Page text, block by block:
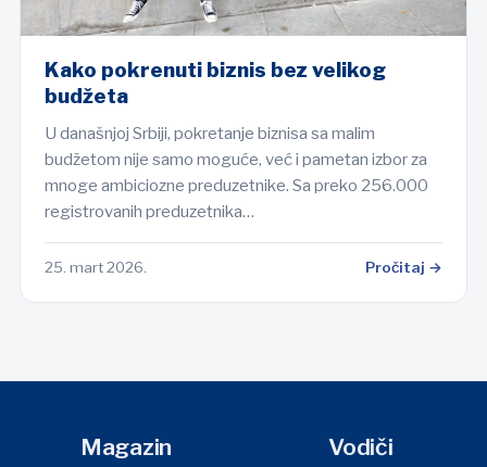
Kako pokrenuti biznis bez velikog
budžeta
U današnjoj Srbiji, pokretanje biznisa sa malim
budžetom nije samo moguće, već i pametan izbor za
mnoge ambiciozne preduzetnike. Sa preko 256.000
registrovanih preduzetnika…
25. mart 2026. Pročitaj →
Magazin Vodiči